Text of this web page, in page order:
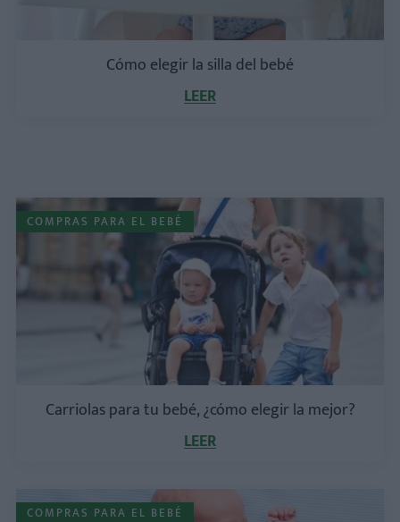
Cómo elegir la silla del bebé
LEER
COMPRAS PARA EL BEBÉ
Carriolas para tu bebé, ¿cómo elegir la mejor?
LEER
COMPRAS PARA EL BEBÉ